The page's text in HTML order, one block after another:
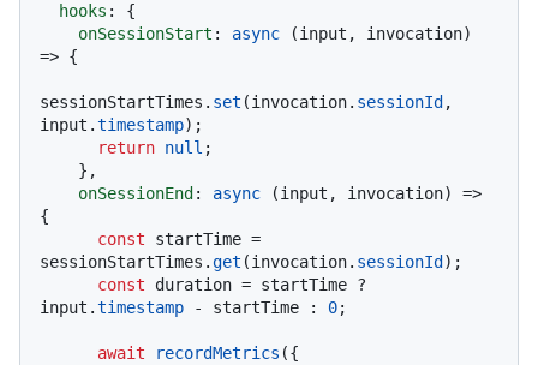
hooks : {
onSessionStart : async (input, invocation)
=> {
sessionStartTimes. set (invocation. sessionId ,
input.timestamp);
return null ;
onSessionEnd : async (input, invocation) =>
{
const startTime =
sessionStartTimes.get (invocation. sessionId );
const duration = startTime ?
input.timestamp - startTime : 0;
await recordMetrics ({